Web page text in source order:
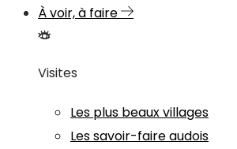
À voir, à faire
Visites
Les plus beaux villages
Les savoir-faire audois